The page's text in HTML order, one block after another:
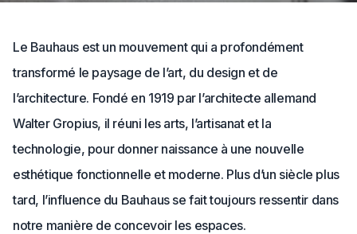
Le Bauhaus est un mouvement qui a profondément
transformé le paysage de l’art, du design et de
l’architecture. Fondé en 1919 par l’architecte allemand
Walter Gropius, il réuni les arts, l’artisanat et la
technologie, pour donner naissance à une nouvelle
esthétique fonctionnelle et moderne. Plus d’un siècle plus
tard, l’influence du Bauhaus se fait toujours ressentir dans
notre manière de concevoir les espaces.